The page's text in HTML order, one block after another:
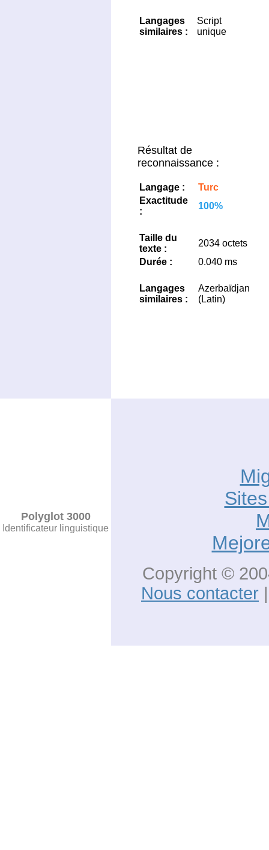
Langages
similaires :
Script
unique
Résultat de
reconnaissance :
Langage :
Turc
Exactitude
:
100%
Taille du
texte :
2034 octets
Durée :
0.040 ms
Langages
similaires :
Azerbaïdjan
(Latin)
Polyglot 3000
Identificateur linguistique
Copyright ©
Nous contacter